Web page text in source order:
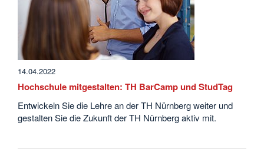
14.04.2022
Hochschule mitgestalten: TH BarCamp und StudTag
Entwickeln Sie die Lehre an der TH Nürnberg weiter und
gestalten Sie die Zukunft der TH Nürnberg aktiv mit.